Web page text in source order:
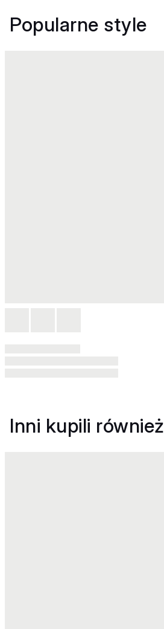
Popularne style
Inni kupili również